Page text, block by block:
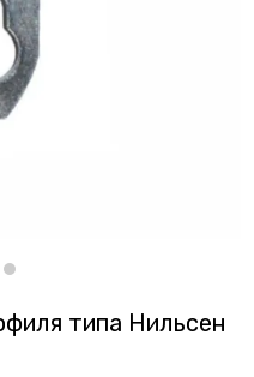
типа Нильсен